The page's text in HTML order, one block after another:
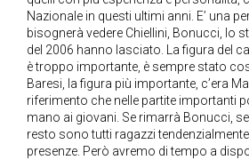
Nazionale in questi ultimi anni. E’ una
bisognerà vedere Chiellini, Bonucci, lo
del 2006 hanno lasciato. La figura del
è troppo importante, è sempre stato
Baresi, la figura più importante, c’era
riferimento che nelle partite importanti
mano ai giovani. Se rimarrà Bonucci,
resto sono tutti ragazzi
presenze. Però avremo di tempo a